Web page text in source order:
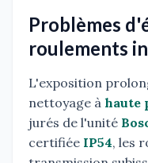
Problèmes
roulements
L'exposition
nettoyage à haute
jurés de l'unité
certifiée IP54, les